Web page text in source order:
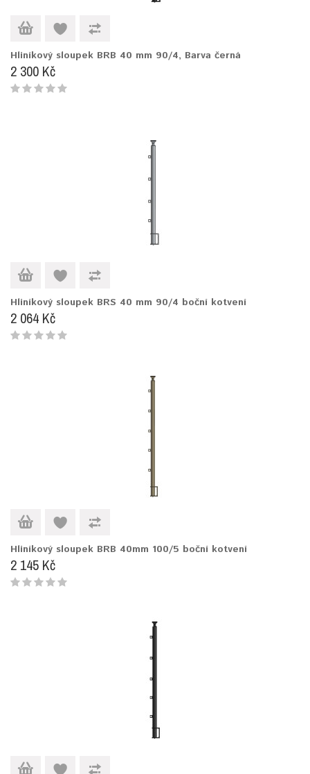
Hliníkový sloupek BRB 40 mm 90/4, Barva černá
2 300 Kč
Hliníkový sloupek BRS 40 mm 90/4 boční kotvení
2 064 Kč
Hliníkový sloupek BRB 40mm 100/5 boční kotvení
2 145 Kč